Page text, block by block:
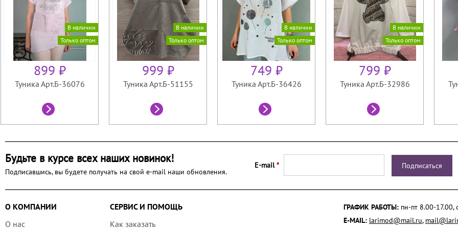
В наличии
Только оптом
899 ₽
Туника Арт.Б-36076
В наличии
Только оптом
999 ₽
Туника Арт.Б-51155
В наличии
Только оптом
749 ₽
Туника Арт.Б-36426
В наличии
Только оптом
799 ₽
Туника Арт.Б-32986
Будьте в курсе всех наших новинок!
Подписавшись, вы будете получать на свой e-mail наши обновления.
E-mail*
О КОМПАНИИ
СЕРВИС И ПОМОЩЬ
О нас
Как заказать
ГРАФИК РАБОТЫ: пн-пт 8.00-17.00,
E-MAIL: larimod@mail.ru,